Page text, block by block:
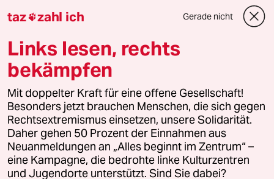
Downloads für Abonnierende
© 2026 taz Verlags und Vertriebs GmbH
Alle Rechte vorbehalten. Bei rechtlichen Fragen oder für Genehmigungen
wenden Sie sich bitte an
lizenzen@taz.de
Feedback Redaktionsstatut Kommune-Richtlinien
Leitlinie Informant Datenschutz Impressum AGB
taz zahl ich Gerade nicht
Links lesen, rechts
bekämpfen
Mit doppelter Kraft für eine offene Gesellschaft!
Besonders jetzt brauchen Menschen, die sich gegen
Rechtsextremismus einsetzen, unsere Solidarität.
Daher gehen 50 Prozent der Einnahmen aus
Neuanmeldungen an „Alles beginnt im Zentrum“ –
eine Kampagne, die bedrohte linke Kulturzentren
und Jugendorte unterstützt. Sind Sie dabei?